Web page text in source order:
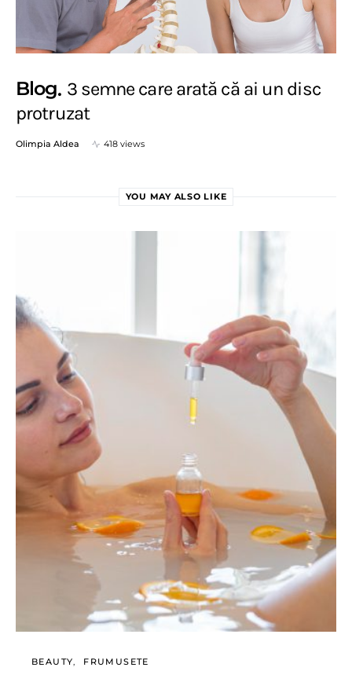
Blog 3 semne care arată că ai un disc
protruzat
Olimpia Aldea 418 views
YOU MAY ALSO LIKE
BEAUTY FRUMUSETE